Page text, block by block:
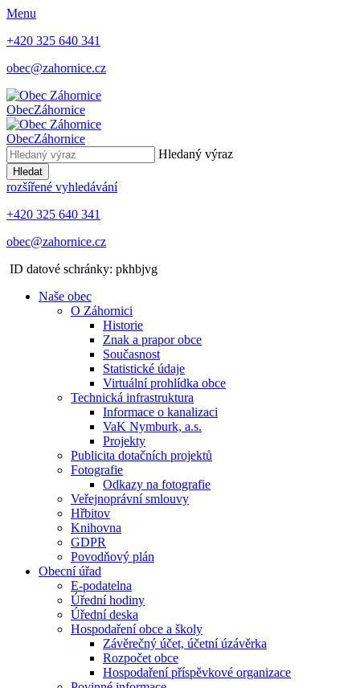
Menu
+420 325 640 341
obec@zahornice.cz
ObecZáhornice
ObecZáhornice
Hledaný výraz
Hledat
rozšířené vyhledávání
+420 325 640 341
obec@zahornice.cz
ID datové schránky: pkhbjvg
Naše obec
O Záhornici
Historie
Znak a prapor obce
Současnost
Statistické údaje
Virtuální prohlídka obce
Technická infrastruktura
Informace o kanalizaci
VaK Nymburk, a.s.
Projekty
Publicita dotačních projektů
Fotografie
Odkazy na fotografie
Veřejnoprávní smlouvy
Hřbitov
Knihovna
GDPR
Povodňový plán
Obecní úřad
E-podatelna
Úřední hodiny
Úřední deska
Hospodaření obce a školy
Závěrečný účet, účetní úzávěrka
Rozpočet obce
Hospodaření příspěvkové organizace